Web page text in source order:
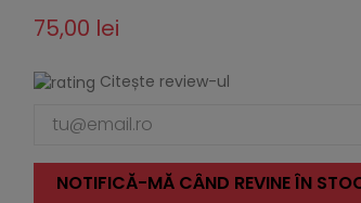
75,00 lei
Citește review-ul
NOTIFICĂ-MĂ CÂND REVINE ÎN